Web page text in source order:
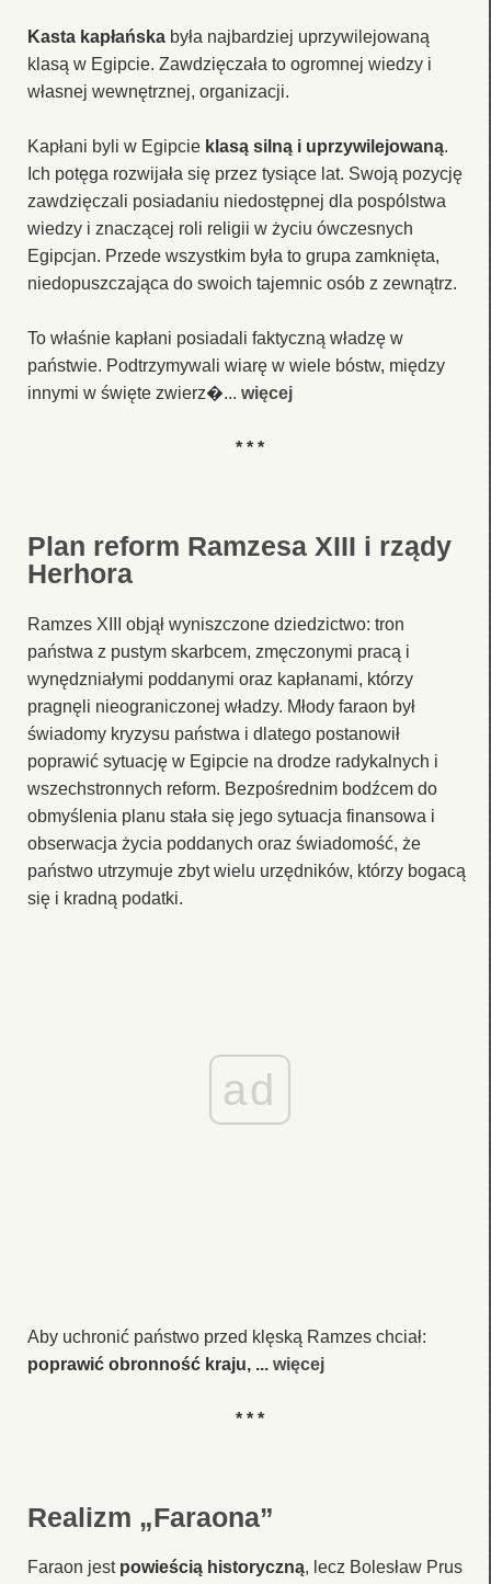
Kasta kapłańska była najbardziej uprzywilejowaną
klasą w Egipcie. Zawdzięczała to ogromnej wiedzy i
własnej wewnętrznej, organizacji.
Kapłani byli w Egipcie klasą silną i uprzywilejowaną.
Ich potęga rozwijała się przez tysiące lat. Swoją pozycję
zawdzięczali posiadaniu niedostępnej dla pospólstwa
wiedzy i znaczącej roli religii w życiu ówczesnych
Egipcjan. Przede wszystkim była to grupa zamknięta,
niedopuszczająca do swoich tajemnic osób z zewnątrz.
To właśnie kapłani posiadali faktyczną władzę w
państwie. Podtrzymywali wiarę w wiele bóstw, między
innymi w święte zwierz�... więcej
* * *
Plan reform Ramzesa XIII i rządy
Herhora
Ramzes XIII objął wyniszczone dziedzictwo: tron
państwa z pustym skarbcem, zmęczonymi pracą i
wynędzniałymi poddanymi oraz kapłanami, którzy
pragnęli nieograniczonej władzy. Młody faraon był
świadomy kryzysu państwa i dlatego postanowił
poprawić sytuację w Egipcie na drodze radykalnych i
wszechstronnych reform. Bezpośrednim bodźcem do
obmyślenia planu stała się jego sytuacja finansowa i
obserwacja życia poddanych oraz świadomość, że
państwo utrzymuje zbyt wielu urzędników, którzy bogacą
się i kradną podatki.
ad
Aby uchronić państwo przed klęską Ramzes chciał:
poprawić obronność kraju, ... więcej
* * *
Realizm „Faraona”
Faraon jest powieścią historyczną, lecz Bolesław Prus